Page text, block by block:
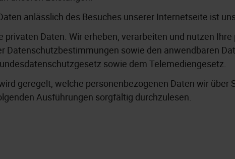
anlässlich des Besuches unserer Internetseite ist
privaten Daten. Wir erheben, verarbeiten und nutzen
Datenschutzbestimmungen sowie den anwendbaren
sowie dem Telemediengesetz.
geregelt, welche personenbezogenen Daten wir über
Ausführungen sorgfältig durchzulesen.